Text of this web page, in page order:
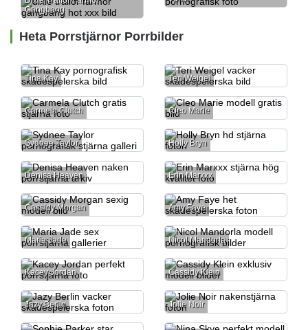
Gangbang
Heta Porrstjärnor Porrbilder
Tina Kay Teri Weigel
Carmela Clutch Cleo Marie
Sydnee Taylor Holly Bryn
Denisa Heaven Erin Marxxx
Cassidy Morgan Amy Faye
Maria Jade Nicol Mandorla
Kacey Jordan Cassidy Klein
Jazy Berlin Jolie Noir